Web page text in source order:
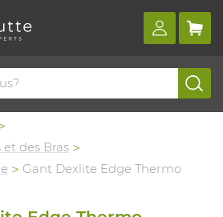
des Bras
Gant Dexlite Edge Thermo